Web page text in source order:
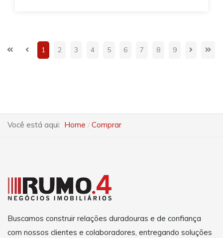
1 2 3 4 5 6 7 8 9
Você está aqui: Home Comprar
Buscamos construir relações duradouras e de confiança
com nossos clientes e colaboradores, entregando soluções